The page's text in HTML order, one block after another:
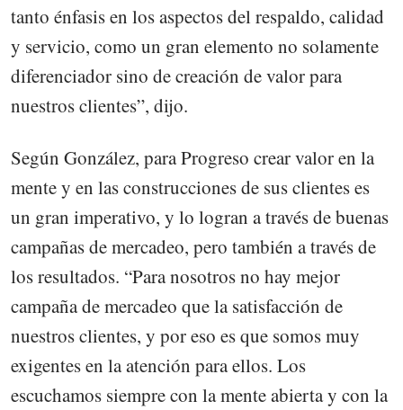
tanto énfasis en los aspectos del respaldo, calidad
y servicio, como un gran elemento no solamente
diferenciador sino de creación de valor para
nuestros clientes”, dijo.
Según González, para Progreso crear valor en la
mente y en las construcciones de sus clientes es
un gran imperativo, y lo logran a través de buenas
campañas de mercadeo, pero también a través de
los resultados. “Para nosotros no hay mejor
campaña de mercadeo que la satisfacción de
nuestros clientes, y por eso es que somos muy
exigentes en la atención para ellos. Los
escuchamos siempre con la mente abierta y con la